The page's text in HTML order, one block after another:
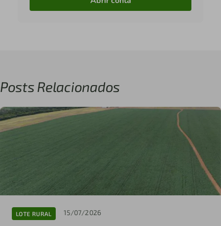
Posts Relacionados
LOTE RURAL 15/07/2026